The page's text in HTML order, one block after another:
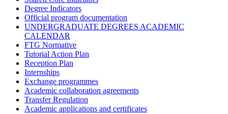
Degree Indicators
Official program documentation
UNDERGRADUATE DEGREES ACADEMIC
CALENDAR
FTG Normative
Tutorial Action Plan
Reception Plan
Internships
Exchange programmes
Academic collaboration agreements
Transfer Regulation
Academic applications and certificates